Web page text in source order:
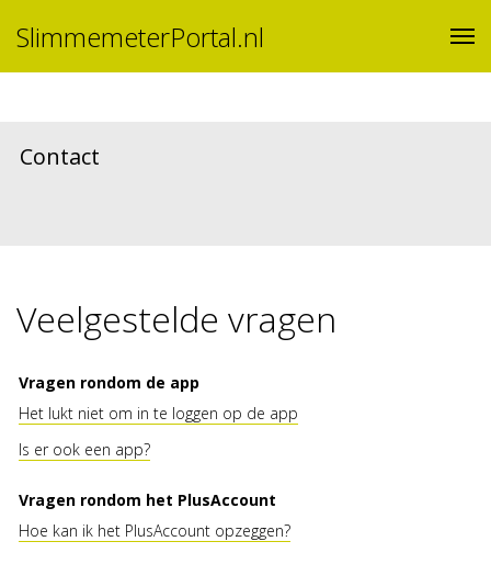
SlimmemeterPortal.nl
Contact
Veelgestelde vragen
Vragen rondom de app
Het lukt niet om in te loggen op de app
Is er ook een app?
Vragen rondom het PlusAccount
Hoe kan ik het PlusAccount opzeggen?